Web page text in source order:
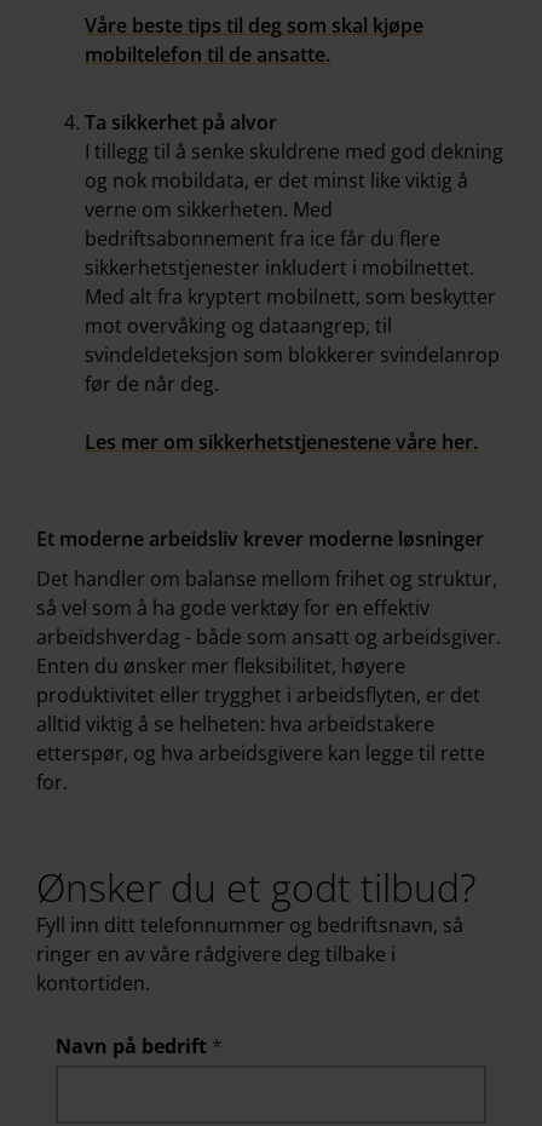
Våre beste tips til deg som skal kjøpe
mobiltelefon til de ansatte.
Ta sikkerhet på alvor
I tillegg til å senke skuldrene med god dekning
og nok mobildata, er det minst like viktig å
verne om sikkerheten. Med
bedriftsabonnement fra ice får du flere
sikkerhetstjenester inkludert i mobilnettet.
Med alt fra kryptert mobilnett, som beskytter
mot overvåking og dataangrep, til
svindeldeteksjon som blokkerer svindelanrop
før de når deg.
Les mer om sikkerhetstjenestene våre her.
Et moderne arbeidsliv krever moderne løsninger
Det handler om balanse mellom frihet og struktur,
så vel som å ha gode verktøy for en effektiv
arbeidshverdag - både som ansatt og arbeidsgiver.
Enten du ønsker mer fleksibilitet, høyere
produktivitet eller trygghet i arbeidsflyten, er det
alltid viktig å se helheten: hva arbeidstakere
etterspør, og hva arbeidsgivere kan legge til rette
for.
Ønsker du et godt tilbud?
Fyll inn ditt telefonnummer og bedriftsnavn, så
ringer en av våre rådgivere deg tilbake i
kontortiden.
Navn på bedrift *